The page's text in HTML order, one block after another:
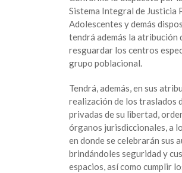
Sistema Integral de Justicia
Adolescentes y demás
tendrá además la atribución
resguardar los centros
grupo poblacional.
Tendrá, además, en sus
realización de los traslados
privadas de su libertad,
órganos jurisdiccionales, a
en donde se celebrarán sus
brindándoles seguridad y
espacios, así como cumplir